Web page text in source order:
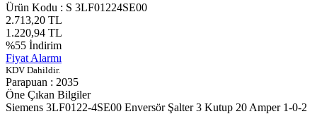
Ürün Kodu : S 3LF01224SE00
2.713,20 TL
1.220,94 TL
%55 İndirim
Fiyat Alarmı
KDV Dahildir.
Parapuan : 2035
Öne Çıkan Bilgiler
Siemens 3LF0122-4SE00 Enversör Şalter 3 Kutup 20 Amper 1-0-2